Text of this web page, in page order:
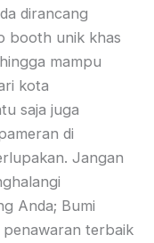
dirancang
booth unik khas
mampu
kota
saja juga
di
Jangan
Anda; Bumi
penawaran terbaik